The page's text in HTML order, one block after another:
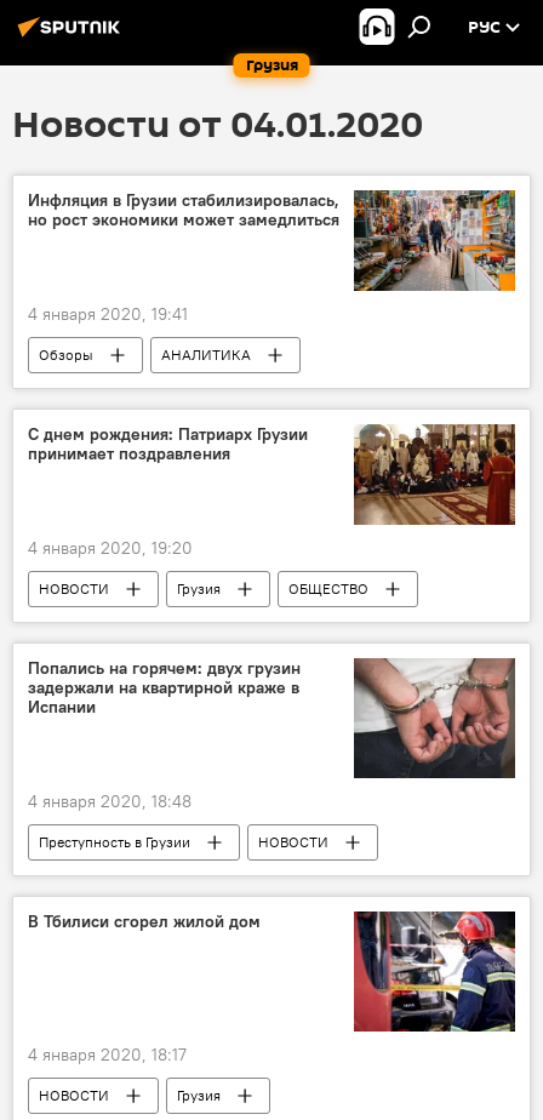
Грузия
РУС
Новости от 04.01.2020
Инфляция в Грузии стабилизировалась,
но рост экономики может замедлиться
4 января 2020, 19:41
Обзоры
АНАЛИТИКА
ЭКОНОМИКА
Грузия Инфляция
С днем рождения: Патриарх Грузии
принимает поздравления
4 января 2020, 19:20
НОВОСТИ Грузия
ОБЩЕСТВО
Католикос-Патриарх Всея Грузии Илия II
День рождения
Попались на горячем: двух грузин
задержали на квартирной краже в
Испании
4 января 2020, 18:48
Преступность в Грузии
НОВОСТИ
Грузия
ПРОИСШЕСТВИЯ
Мадрид
Кража
В Тбилиси сгорел жилой дом
4 января 2020, 18:17
НОВОСТИ
Грузия